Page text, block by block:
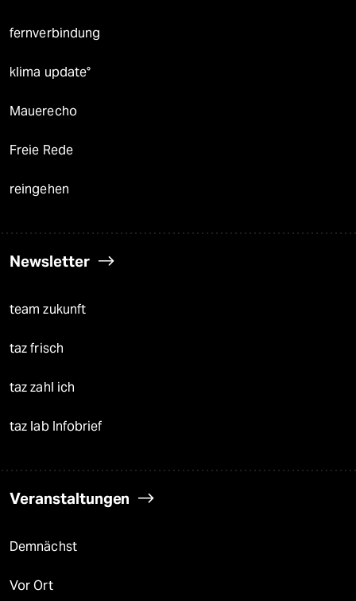
fernverbindung
klima update°
Mauerecho
Freie Rede
reingehen
Newsletter
team zukunft
taz frisch
taz zahl ich
taz lab Infobrief
Veranstaltungen
Demnächst
Vor Ort